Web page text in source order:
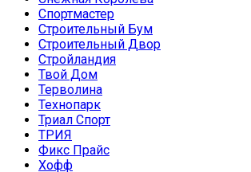
Спортмастер
Строительный Бум
Строительный Двор
Стройландия
Твой Дом
Терволина
Технопарк
Триал Спорт
ТРИЯ
Фикс Прайс
Хофф